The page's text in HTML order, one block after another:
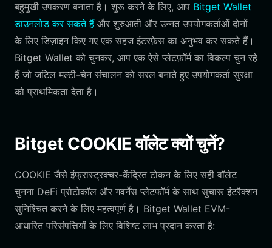
बहुमुखी उपकरण बनाता है। शुरू करने के लिए, आप Bitget Wallet
डाउनलोड कर सकते हैंऔर शुरुआती और उन्नत उपयोगकर्ताओं दोनों
के लिए डिज़ाइन किए गए एक सहज इंटरफ़ेस का अनुभव कर सकते हैं।
Bitget Wallet को चुनकर, आप एक ऐसे प्लेटफ़ॉर्म का विकल्प चुन रहे
हैं जो जटिल मल्टी-चेन संचालन को सरल बनाते हुए उपयोगकर्ता सुरक्षा
को प्राथमिकता देता है।
Bitget COOKIE वॉलेट क्यों चुनें?
COOKIE जैसे इंफ्रास्ट्रक्चर-केंद्रित टोकन के लिए सही वॉलेट
चुनना DeFi प्रोटोकॉल और गवर्नेंस प्लेटफॉर्म के साथ सुचारू इंटरैक्शन
सुनिश्चित करने के लिए महत्वपूर्ण है। Bitget Wallet EVM-
आधारित परिसंपत्तियों के लिए विशिष्ट लाभ प्रदान करता है: